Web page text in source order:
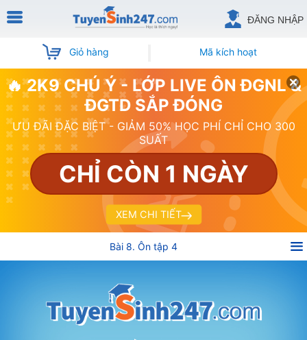
ĐĂNG NHẬP
Giỏ hàng Mã kích hoạt
🔥 2K9 CHÚ Ý - LỚP LIVE ÔN ĐGNL &
ĐGTD SẮP ĐÓNG
ƯU ĐÃI ĐẶC BIỆT - GIẢM 50% HỌC PHÍ CHỈ CHO 300
SUẤT
CHỈ CÒN 1 NGÀY
XEM CHI TIẾT
Bài 8. Ôn tập 4